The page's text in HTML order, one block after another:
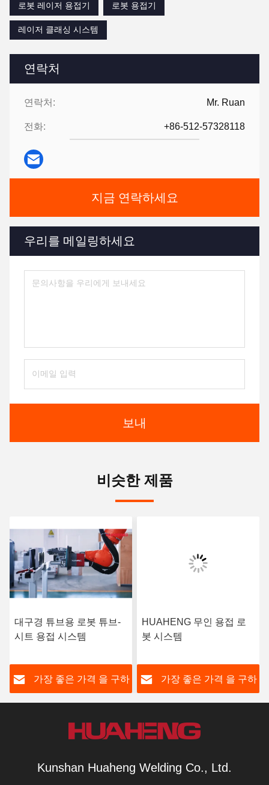
연락처
연락처: Mr. Ruan
전화: +86-512-57328118
지금 연락하세요
우리를 메일링하세요
보내
로봇 레이저 용접기
로봇 용접기
레이저 클래싱 시스템
비슷한 제품
대구경 튜브용 로봇 튜브-
시트 용접 시스템
가장 좋은 가격 을 구하
HUAHENG 무인 용접 로
봇 시스템
가장 좋은 가격 을 구하
Kunshan Huaheng Welding Co., Ltd.